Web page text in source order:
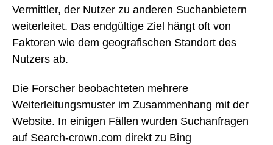
Vermittler, der Nutzer zu anderen Suchanbietern
weiterleitet. Das endgültige Ziel hängt oft von
Faktoren wie dem geografischen Standort des
Nutzers ab.
Die Forscher beobachteten mehrere
Weiterleitungsmuster im Zusammenhang mit der
Website. In einigen Fällen wurden Suchanfragen
auf Search-crown.com direkt zu Bing